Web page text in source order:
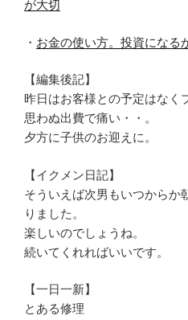
が大切
・ お金の使い方。投資になる
【編集後記】
昨日はお客様との予定はなく
思わぬ出費で痛い・・。
夕方に子供のお迎えに。
【イクメン日記】
そういえば次男もいつからか
りました。
楽しいのでしょうね。
続いてくれればいいです。
【一日一新】
とある修理